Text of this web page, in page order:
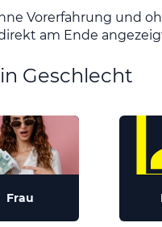
Vorerfahrung und
am Ende
Geschlecht
Frau